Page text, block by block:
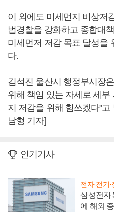
이 외에도 미세먼지 비상저
법경찰을 강화하고 종합대
미세먼저 저감 목표 달성을
다.
김석진 울산시 행정부시장
위해 책임 있는 자세로 세
지 저감을 위해 힘쓰겠다"
남형 기자]
인기기사
전자·전기
삼성전자
에 해외